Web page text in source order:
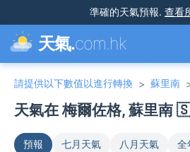
準確的天氣預報. 查看
天氣.com.hk
請提供以下數值以進行轉換 > 蘇里南
天氣在 梅爾佐格, 蘇里南
預報 七月天氣 八月天氣 全